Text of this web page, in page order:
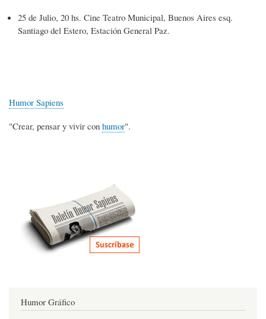
25 de Julio, 20 hs. Cine Teatro Municipal, Buenos Aires esq.
Santiago del Estero, Estación General Paz.
Humor Sapiens
"Crear, pensar y vivir con humor".
Humor Gráfico